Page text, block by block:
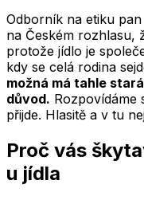
Odborník na etiku
na Českém rozhlasu,
protože jídlo je
kdy se celá rodina
možná má tahle
důvod. Rozpovídáme
přijde. Hlasitě a v tu
Proč vás
u jídla